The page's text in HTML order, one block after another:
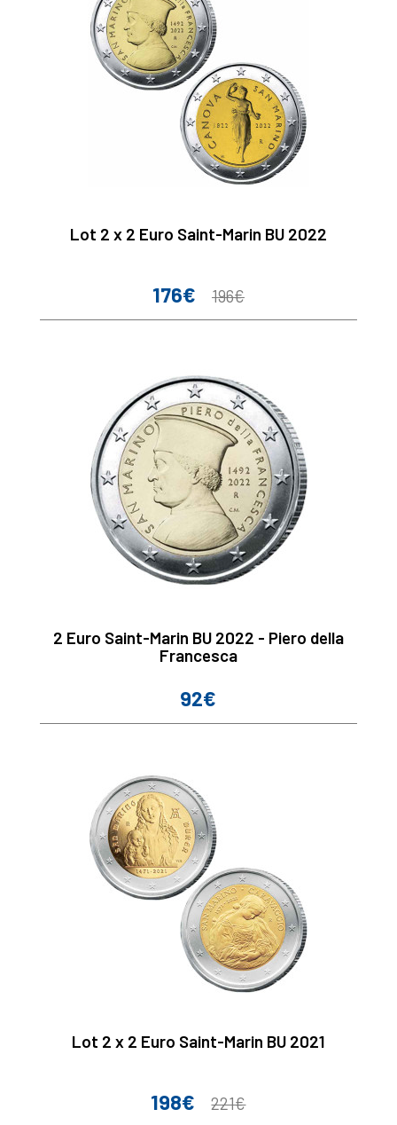
Lot 2 x 2 Euro Saint-Marin BU 2022
Prix
176€
Prix
196€
2 Euro Saint-Marin BU 2022 - Piero della
Francesca
Prix
92€
Lot 2 x 2 Euro Saint-Marin BU 2021
Prix
198€
Prix
221€